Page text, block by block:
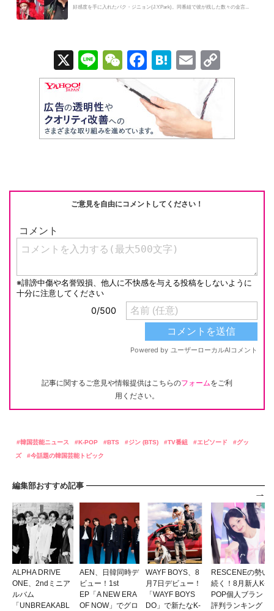
好感度を手に入れたパク・ジニョン(J.Y.Park)。同番組で彼が残した数々の金言...
X Li
n
e
W
e
C
at
F
a
c
e
b
k
H
at
e
n
a
E
m
ail
o
Li
ご意見を自由にコメントしてください！
記事に関するご意見や情報提供はこちらのフォームをご利
用ください。
韓国芸能ニュース K-POP BTS ジン (BTS) TV番組 エピソード
グッ
ズ
今話題の韓国芸能トピック
編集部おすすめ記事
ALPHA DRIVE
ONE、2ndミニア
ルバム
「UNBREAKABL
AEN、日韓同時デ
ビュー！1st
EP「A NEW ERA
OF NOW」でグロ
WAYF BOYS、8
月7日デビュー！
「WAYF BOYS
DO」で新たなK-
RESCENEの勢い
続く！8月新人K-
POP個人ブランド
評判ランキングト